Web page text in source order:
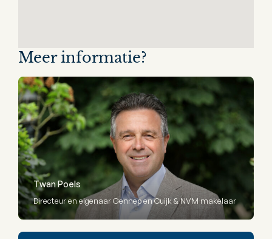
Meer informatie?
Twan Poels
Directeur en eigenaar Gennep en Cuijk & NVM makelaar